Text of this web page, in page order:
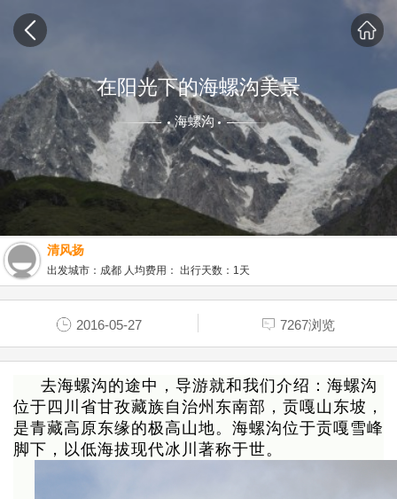
在阳光下的海螺沟美景
海螺沟
清风扬
出发城市：成都 人均费用： 出行天数：1天
2016-05-27 7267浏览
去海螺沟的途中，导游就和我们介绍：海螺沟
位于四川省甘孜藏族自治州东南部，贡嘎山东坡，
是青藏高原东缘的极高山地。海螺沟位于贡嘎雪峰
脚下，以低海拔现代冰川著称于世。